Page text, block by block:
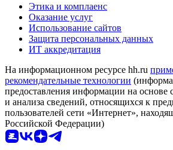
Этика и комплаенс
Оказание услуг
Использование сайтов
Защита персональных данных
ИТ аккредитация
На информационном ресурсе hh.ru
рекомендательные технологии
предоставления информации на основе
и анализа сведений, относящихся к
пользователей сети «Интернет»,
Российской Федерации)